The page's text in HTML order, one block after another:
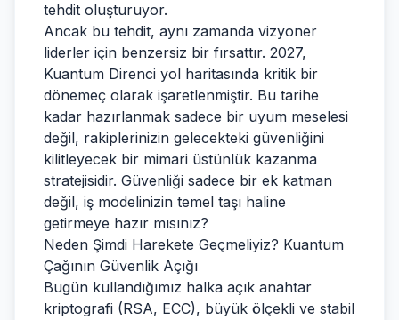
tehdit oluşturuyor.
Ancak bu tehdit, aynı zamanda vizyoner
liderler için benzersiz bir fırsattır. 2027,
Kuantum Direnci yol haritasında kritik bir
dönemeç olarak işaretlenmiştir. Bu tarihe
kadar hazırlanmak sadece bir uyum meselesi
değil, rakiplerinizin gelecekteki güvenliğini
kilitleyecek bir mimari üstünlük kazanma
stratejisidir. Güvenliği sadece bir ek katman
değil, iş modelinizin temel taşı haline
getirmeye hazır mısınız?
Neden Şimdi Harekete Geçmeliyiz? Kuantum
Çağının Güvenlik Açığı
Bugün kullandığımız halka açık anahtar
kriptografi (RSA, ECC), büyük ölçekli ve stabil